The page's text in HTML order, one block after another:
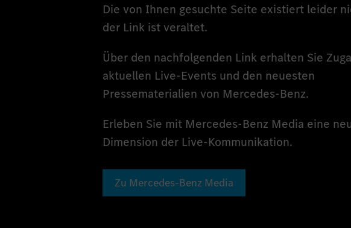
Die von Ihnen gesuchte Seite existiert leider
der Link ist veraltet.
Über den nachfolgenden Link erhalten Sie
aktuellen Live-Events und den neuesten
Pressematerialien von Mercedes-Benz.
Erleben Sie mit Mercedes-Benz Media eine
Dimension der Live-Kommunikation.
Zu Mercedes-Benz Media